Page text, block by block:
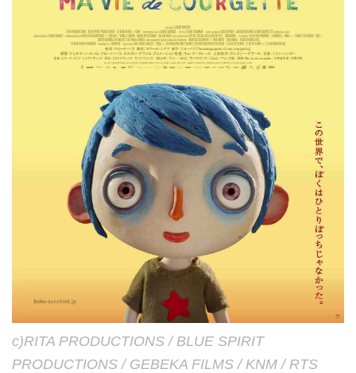
c)RITA PRODUCTIONS / BLUE SPIRIT
PRODUCTIONS / GEBEKA FILMS / KNM / RTS